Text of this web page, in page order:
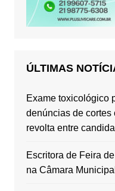
ÚLTIMAS
Exame toxicológico
denúncias de
revolta entre
Escritora de Feira
na Câmara